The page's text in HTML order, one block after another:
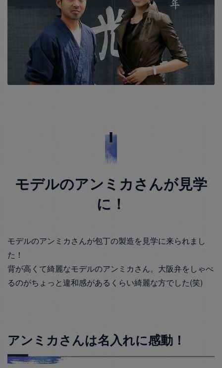
モデルのアンミカさんが見学
に！
モデルのアンミカさんが包丁の製造を見学に来られまし
た！
背が高くて綺麗なモデルのアンミカさん。大阪弁をしゃべ
るのがちょっと違和感があるくらい綺麗な方でした(笑)
アンミカさんは名入れに感動！